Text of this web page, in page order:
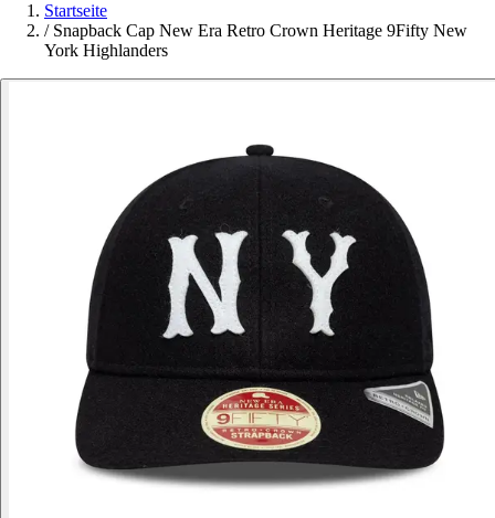
Startseite
/ Snapback Cap New Era Retro Crown Heritage 9Fifty New
York Highlanders